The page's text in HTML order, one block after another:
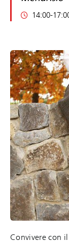
14:00-
Convivere con